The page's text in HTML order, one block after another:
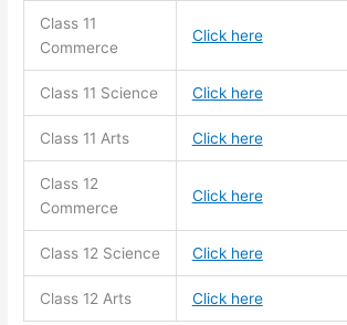
Class 11
Commerce
Click here
Class 11 Science Click here
Class 11 Arts Click here
Class 12
Commerce
Click here
Class 12 Science Click here
Class 12 Arts Click here